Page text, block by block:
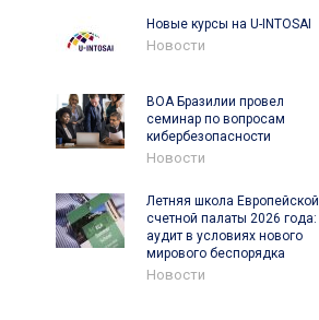
Новые курсы на U-INTOSAI
Новости
ВОА Бразилии провел
семинар по вопросам
кибербезопасности
Новости
Летняя школа Европейской
счетной палаты 2026 года:
аудит в условиях нового
мирового беспорядка
Новости